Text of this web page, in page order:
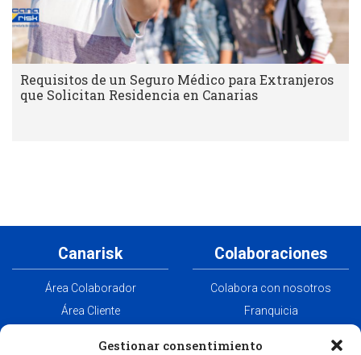
Gestionar consentimiento
Requisitos de un Seguro Médico para Extranjeros
que Solicitan Residencia en Canarias
Canarisk
Área Colaborador
Área Cliente
Colaboraciones
Colabora con nosotros
Franquicia